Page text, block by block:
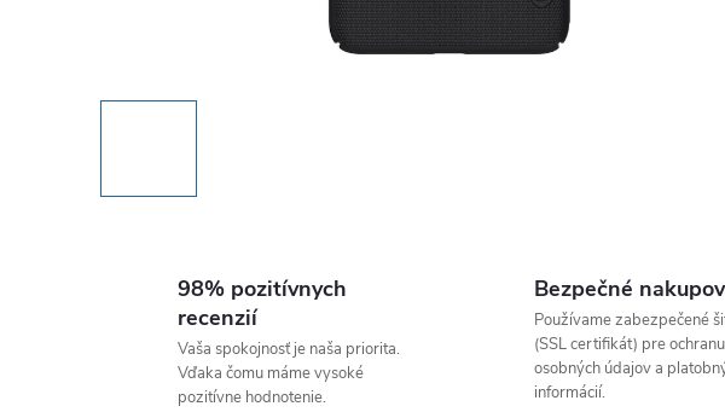
98% pozitívnych
recenzií
Vaša spokojnosť je naša priorita.
Vďaka čomu máme vysoké
pozitívne hodnotenie.
Bezpečné
Používame zabezpečené
(SSL certifikát) pre
osobných údajov a
informácií.